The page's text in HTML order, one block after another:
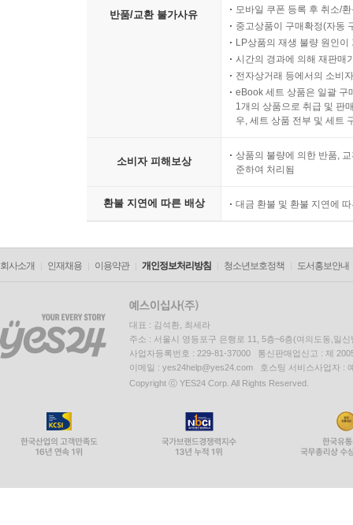
반품/교환 불가사유
모바일 쿠폰 등록 후 취소/
중고상품이 구매확정(자동
LP상품의 재생 불량 원인
시간의 경과에 의해 재판매
전자상거래 등에서의 소비
eBook 세트 상품은 일괄 구
1개의 상품으로 취급 및 판
우, 세트 상품 전부 및 세트
소비자 피해보상
상품의 불량에 의한 반품,
준하여 처리됨
환불 지연에 따른 배상 대금 환불 및 환불 지연에
회사소개 인재채용 이용약관 개인정보처리방침 청소년보호정책 도서홍보안내
대표 : 김석환, 최세라
주소 : 서울시 영등포구 은행로 11, 5층~6층(여의도동,일신
사업자등록번호 : 229-81-37000 통신판매업신고 : 제
이메일 : yes24help@yes24.com 호스팅 서비스사업자 :
Copyright ⓒ YES24 Corp. All Rights Reserved.